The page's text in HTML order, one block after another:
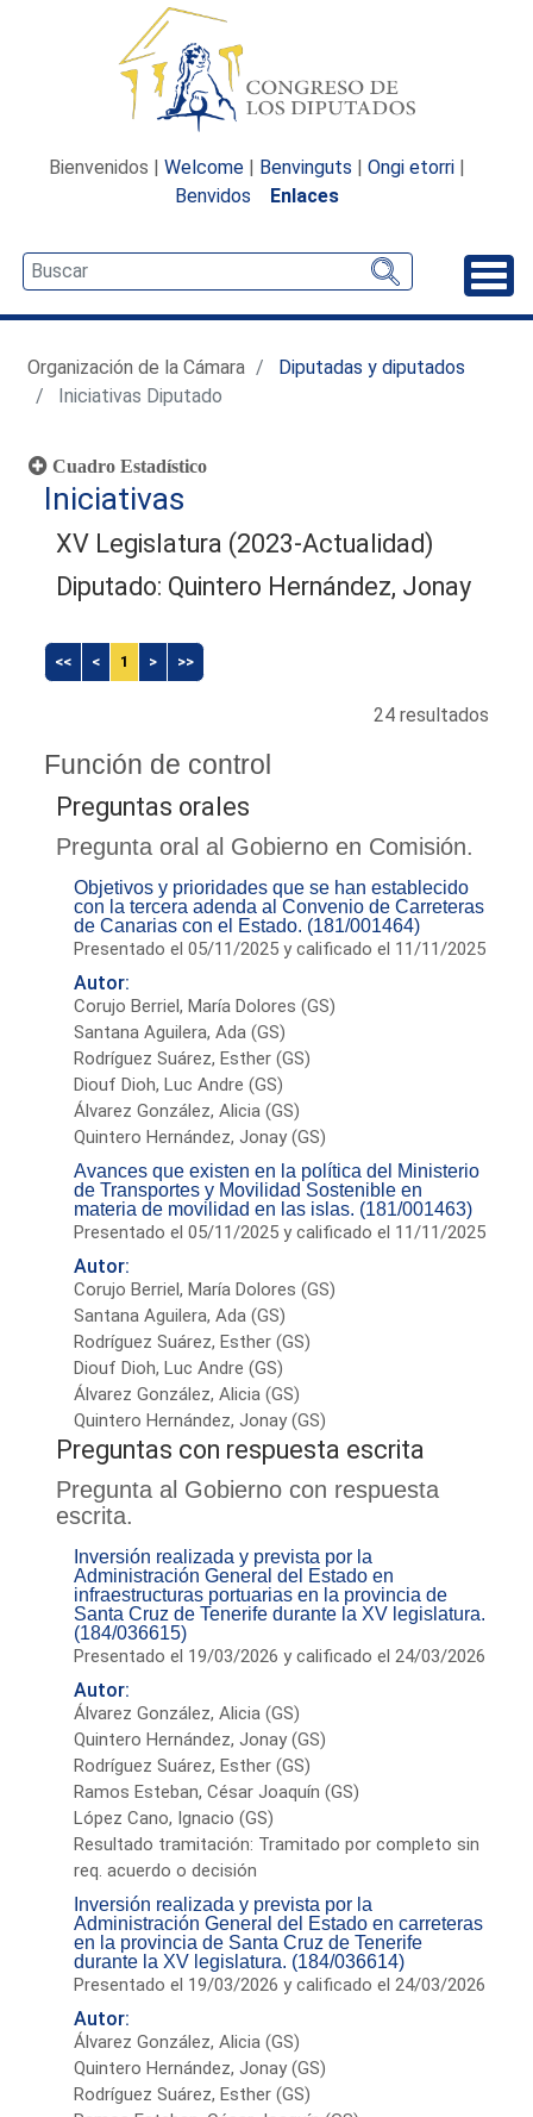
Bienvenidos | Welcome | Benvinguts | Ongi etorri |
Benvidos
Enlaces
Organización de la Cámara
Diputadas y diputados
Iniciativas Diputado
Cuadro Estadístico
Iniciativas
XV Legislatura (2023-Actualidad)
Diputado: Quintero Hernández, Jonay
<< < 1 > >>
24 resultados
Función de control
Preguntas orales
Pregunta oral al Gobierno en Comisión.
Objetivos y prioridades que se han establecido
con la tercera adenda al Convenio de Carreteras
de Canarias con el Estado. (181/001464)
Presentado el 05/11/2025 y calificado el 11/11/2025
Autor:
Corujo Berriel, María Dolores (GS)
Santana Aguilera, Ada (GS)
Rodríguez Suárez, Esther (GS)
Diouf Dioh, Luc Andre (GS)
Álvarez González, Alicia (GS)
Quintero Hernández, Jonay (GS)
Avances que existen en la política del Ministerio
de Transportes y Movilidad Sostenible en
materia de movilidad en las islas. (181/001463)
Presentado el 05/11/2025 y calificado el 11/11/2025
Autor:
Corujo Berriel, María Dolores (GS)
Santana Aguilera, Ada (GS)
Rodríguez Suárez, Esther (GS)
Diouf Dioh, Luc Andre (GS)
Álvarez González, Alicia (GS)
Quintero Hernández, Jonay (GS)
Preguntas con respuesta escrita
Pregunta al Gobierno con respuesta
escrita.
Inversión realizada y prevista por la
Administración General del Estado en
infraestructuras portuarias en la provincia de
Santa Cruz de Tenerife durante la XV legislatura.
(184/036615)
Presentado el 19/03/2026 y calificado el 24/03/2026
Autor:
Álvarez González, Alicia (GS)
Quintero Hernández, Jonay (GS)
Rodríguez Suárez, Esther (GS)
Ramos Esteban, César Joaquín (GS)
López Cano, Ignacio (GS)
Resultado tramitación: Tramitado por completo sin
req. acuerdo o decisión
Inversión realizada y prevista por la
Administración General del Estado en carreteras
en la provincia de Santa Cruz de Tenerife
durante la XV legislatura. (184/036614)
Presentado el 19/03/2026 y calificado el 24/03/2026
Autor:
Álvarez González, Alicia (GS)
Quintero Hernández, Jonay (GS)
Rodríguez Suárez, Esther (GS)